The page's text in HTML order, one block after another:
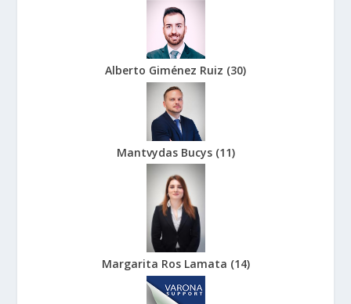
Alberto Giménez Ruiz (30)
Mantvydas Bucys (11)
Margarita Ros Lamata (14)